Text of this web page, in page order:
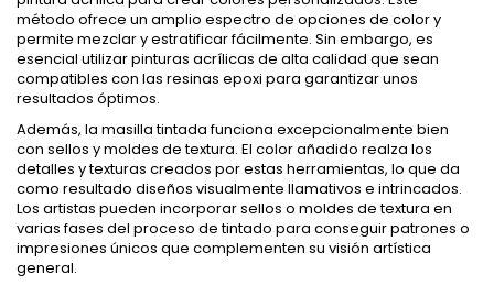
método ofrece un amplio espectro de opciones de color y
permite mezclar y estratificar fácilmente. Sin embargo, es
esencial utilizar pinturas acrílicas de alta calidad que sean
compatibles con las resinas epoxi para garantizar unos
resultados óptimos.
Además, la masilla tintada funciona excepcionalmente bien
con sellos y moldes de textura. El color añadido realza los
detalles y texturas creados por estas herramientas, lo que da
como resultado diseños visualmente llamativos e intrincados.
Los artistas pueden incorporar sellos o moldes de textura en
varias fases del proceso de tintado para conseguir patrones o
impresiones únicos que complementen su visión artística
general.